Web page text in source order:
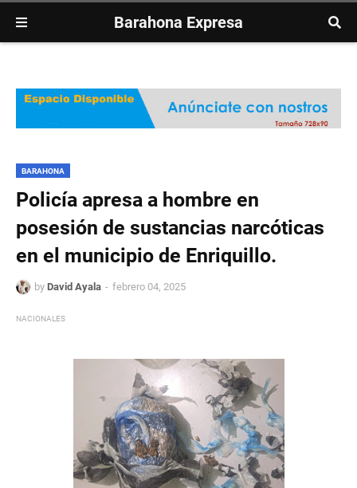
Barahona Expresa
BARAHONA
Policía apresa a hombre en
posesión de sustancias narcóticas
en el municipio de Enriquillo.
by David Ayala febrero 04, 2025
NACIONALES